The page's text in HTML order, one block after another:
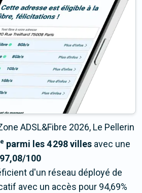
ADSL&Fibre 2026, Le Pellerin
parmi les 4 298 villes avec une
97,08/100
d'un réseau déployé de
avec un accès pour 94,69%